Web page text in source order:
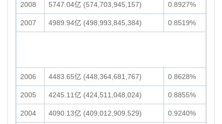
2008 5747.04亿 (574,703,945,157) 0.8927%
2007 4989.94亿 (498,993,845,384) 0.8519%
2006 4483.65亿 (448,364,681,767) 0.8628%
2005 4245.11亿 (424,511,048,024) 0.8855%
2004 4090.13亿 (409,012,909,529) 0.9240%